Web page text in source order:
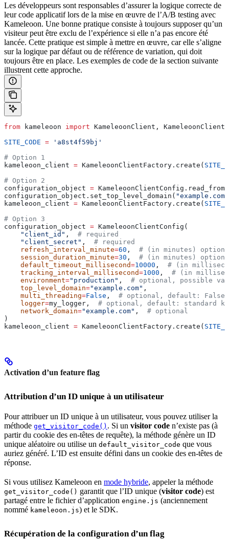
Les développeurs sont responsables d’assurer la logique correcte de
leur code applicatif lors de la mise en œuvre de l’A/B testing avec
Kameleoon. Une bonne pratique consiste à toujours supposer qu’un
visiteur peut être exclu de l’expérience si elle n’a pas encore été
lancée. Cette pratique est simple à mettre en œuvre, car elle s’aligne
sur la logique par défaut ou de référence de variation, qui doit
toujours être en place. Les exemples de code de la section suivante
illustrent cette approche.
from kameleoon import KameleoonClient,
SITE_CODE = 'a8st4f59bj'
# Option 1
kameleoon_client = KameleoonClientFactory.create(
# Option 2
configuration_object =
configuration_object.set_top_level_domain( "example.com"
kameleoon_client = KameleoonClientFactory.create(
# Option 3
configuration_object = KameleoonClientConfig(
    "client_id"
, # required
    "client_secret"
, # required
    refresh_interval_minute
=60 , # (in minutes)
    session_duration_minute
=30 , # (in minutes)
    default_timeout_millisecond
=10000 , # (in
    tracking_interval_millisecond
=1000 , # (in
    environment
="production" , # optional, possible
    top_level_domain
="example.com" ,
    multi_threading
=False , # optional, default: False
    logger
=my_logger, # optional, default: standard
    network_domain
="example.com" , # optional
)
kameleoon_client = KameleoonClientFactory.create(
Activation d’un feature flag
Attribution d’un ID unique à un utilisateur
Pour attribuer un ID unique à un utilisateur, vous pouvez utiliser la
méthode get_visitor_code() . Si un visitor code n’existe pas (à
partir du cookie des en-têtes de requête), la méthode génère un ID
unique aléatoire ou utilise un default_visitor_code que vous
auriez généré. L’ID est ensuite défini dans un cookie des en-têtes de
réponse.
Si vous utilisez Kameleoon en mode hybride, appeler la méthode
get_visitor_code() garantit que l’ID unique (visitor code) est
partagé entre le fichier d’application engine.js (anciennement
nommé kameleoon.js) et le SDK.
Récupération de la configuration d’un flag